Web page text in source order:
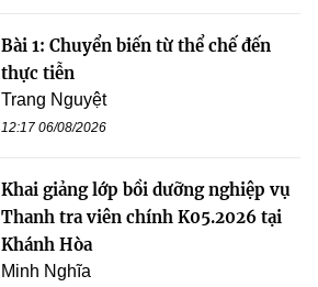
Bài 1: Chuyển biến từ thể chế đến
thực tiễn
Trang Nguyệt
12:17 06/08/2026
Khai giảng lớp bồi dưỡng nghiệp vụ
Thanh tra viên chính K05.2026 tại
Khánh Hòa
Minh Nghĩa